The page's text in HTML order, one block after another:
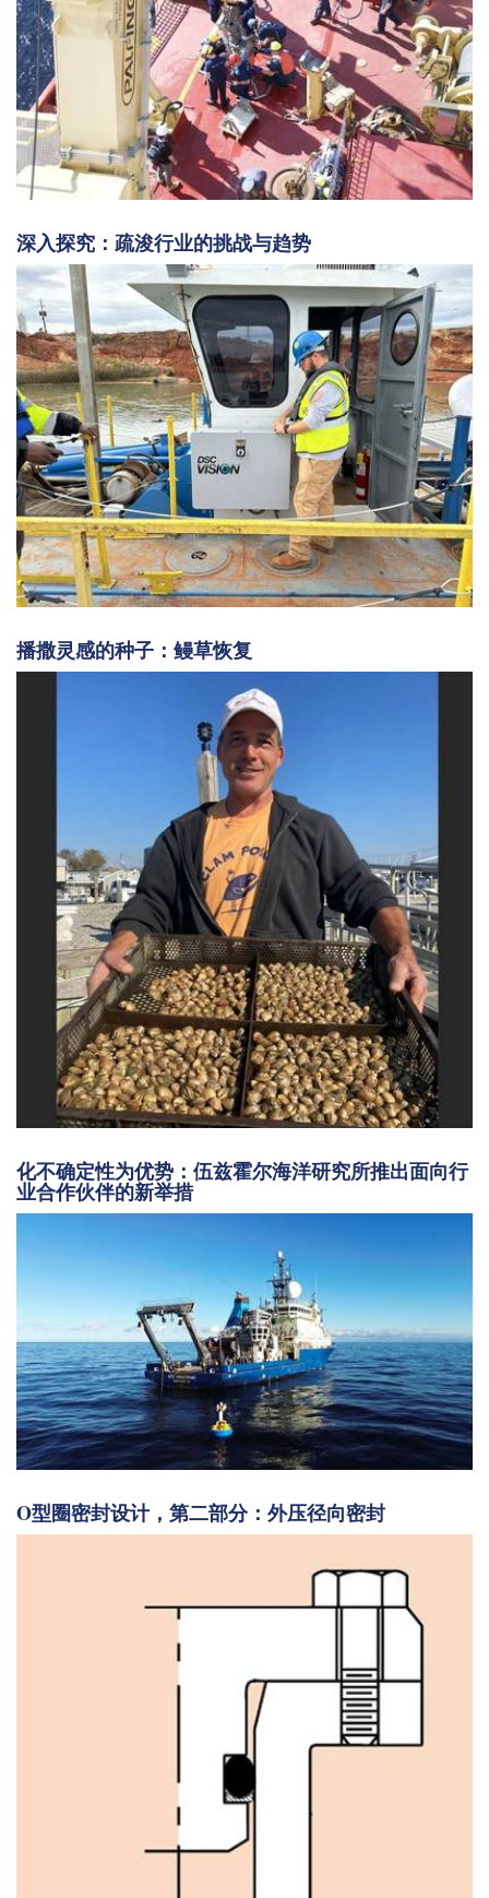
深入探究：疏浚行业的挑战与趋势
播撒灵感的种子：鳗草恢复
化不确定性为优势：伍兹霍尔海洋研究所推出面向行
业合作伙伴的新举措
O型圈密封设计，第二部分：外压径向密封